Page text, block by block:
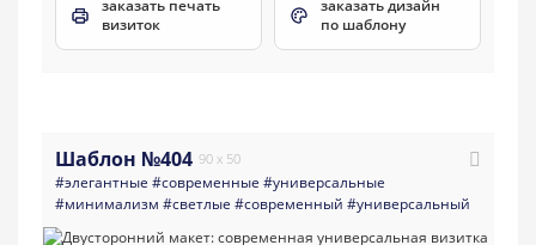
заказать печать
визиток
заказать дизайн
по шаблону
Шаблон №404 90 x 50
#элегантные #современные #универсальные
#минимализм #светлые #современный #универсальный